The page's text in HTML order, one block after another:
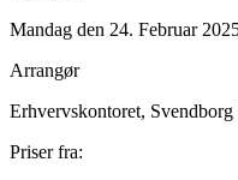
Mandag den 24. Februar
Arrangør
Erhvervskontoret,
Priser fra: